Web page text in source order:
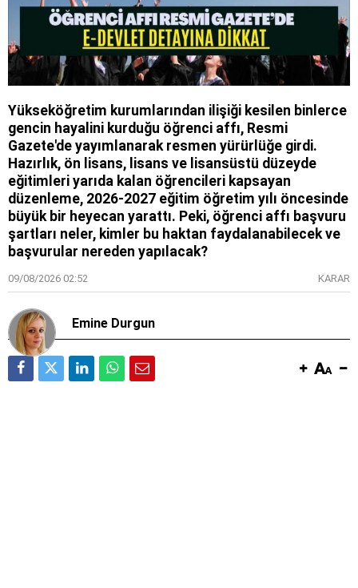
Yükseköğretim kurumlarından ilişiği kesilen binlerce
gencin hayalini kurduğu öğrenci affı, Resmi
Gazete'de yayımlanarak resmen yürürlüğe girdi.
Hazırlık, ön lisans, lisans ve lisansüstü düzeyde
eğitimleri yarıda kalan öğrencileri kapsayan
düzenleme, 2026-2027 eğitim öğretim yılı öncesinde
büyük bir heyecan yarattı. Peki, öğrenci affı başvuru
şartları neler, kimler bu haktan faydalanabilecek ve
başvurular nereden yapılacak?
09/08/2026 02:52 KARAR
Emine Durgun